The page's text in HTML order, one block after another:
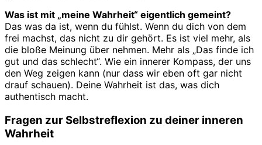
Was ist mit „meine Wahrheit“ eigentlich gemeint?
Das was da ist, wenn du fühlst. Wenn du dich von dem
frei machst, das nicht zu dir gehört. Es ist viel mehr, als
die bloße Meinung über nehmen. Mehr als „Das finde ich
gut und das schlecht“. Wie ein innerer Kompass, der uns
den Weg zeigen kann (nur dass wir eben oft gar nicht
drauf schauen). Deine Wahrheit ist das, was dich
authentisch macht.
Fragen zur Selbstreflexion zu deiner inneren
Wahrheit